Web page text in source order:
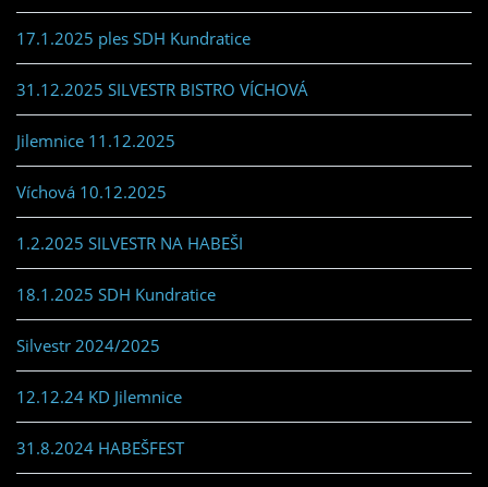
17.1.2025 ples SDH Kundratice
31.12.2025 SILVESTR BISTRO VÍCHOVÁ
Jilemnice 11.12.2025
Víchová 10.12.2025
1.2.2025 SILVESTR NA HABEŠI
18.1.2025 SDH Kundratice
Silvestr 2024/2025
12.12.24 KD Jilemnice
31.8.2024 HABEŠFEST